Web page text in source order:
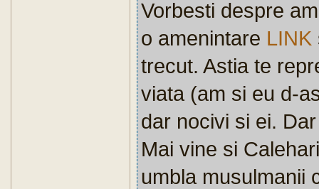
Vorbesti despre
o amenintare LINK
trecut. Astia te
viata (am si eu d-
dar nocivi si ei.
Mai vine si
umbla musulmanii